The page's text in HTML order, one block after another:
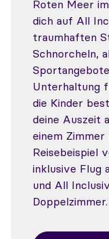
Roten Meer
dich auf All
traumhaften
Schnorcheln,
Unterhaltung
die Kinder
deine Auszeit
einem Zimmer
Reisebeispiel
inklusive Flug
und All
Doppelzimmer.